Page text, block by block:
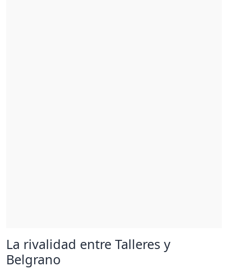
La rivalidad entre Talleres y
Belgrano